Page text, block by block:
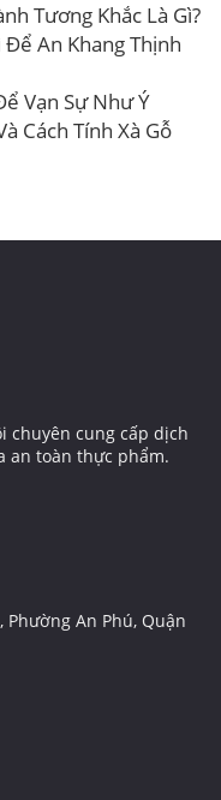
Tương Khắc Là Gì?
An Khang Thịnh
Vạn Sự Như Ý
Cách Tính Xà Gỗ
chuyên cung cấp dịch
an toàn thực phẩm.
An Phú, Quận